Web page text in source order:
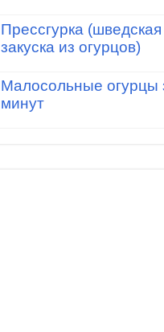
Прессгурка (шведская
закуска из огурцов)
Малосольные огурцы
минут